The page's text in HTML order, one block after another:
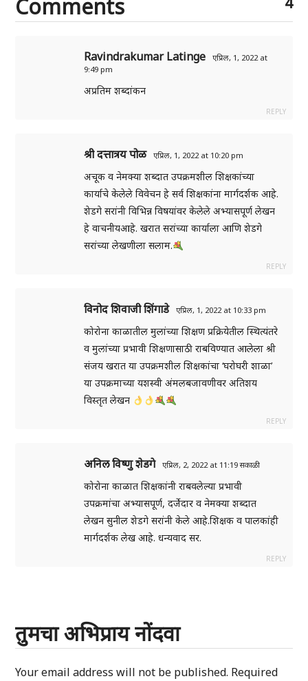
Comments
Ravindrakumar Latinge
एप्रिल, 1, 2022 at
9:49 pm
अप्रतिम शब्दांकन
REPLY
श्री दत्तात्रय पोळ एप्रिल, 1, 2022 at 10:20 pm
अचूक व नेमक्या शब्दात उपक्रमशील शिक्षकांच्या
कार्याचे केलेले विवेचन हे सर्व शिक्षकांना मार्गदर्शक आहे.
शेडगे सरांनी विभिन्न विषयांवर केलेले अभ्यासपूर्ण लेखन
हे वाचनीयआहे. खरात सरांच्या कार्याला आणि शेडगे
सरांच्या लेखणीला सलाम.
REPLY
विनोद शिवाजी शिंगाडे एप्रिल, 1, 2022 at 10:33 pm
कोरोना काळातील मुलांच्या शिक्षण प्रक्रियेतील स्थित्यंतरे
व मुलांच्या प्रभावी शिक्षणासाठी राबविण्यात आलेला श्री
संजय खरात या उपक्रमशील शिक्षकांचा ‘घरोघरी शाळा’
या उपक्रमाच्या यशस्वी अंमलबजावणीवर अतिशय
विस्तृत लेखन
REPLY
अनिल विष्णु शेडगे एप्रिल, 2, 2022 at 11:19 सकाळी
कोरोना काळात शिक्षकांनी राबवलेल्या प्रभावी
उपक्रमांचा अभ्यासपूर्ण, दर्जेदार व नेमक्या शब्दात
लेखन सुनील शेडगे सरांनी केले आहे.शिक्षक व पालकांही
मार्गदर्शक लेख आहे. धन्यवाद सर.
REPLY
तुमचा अभिप्राय नोंदवा
Your email address will not be published. Required